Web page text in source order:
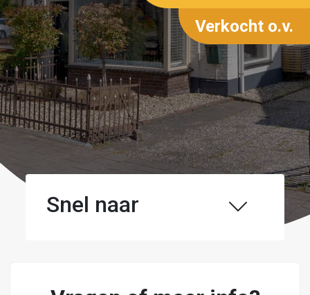
Verkocht o.v.
Snel naar